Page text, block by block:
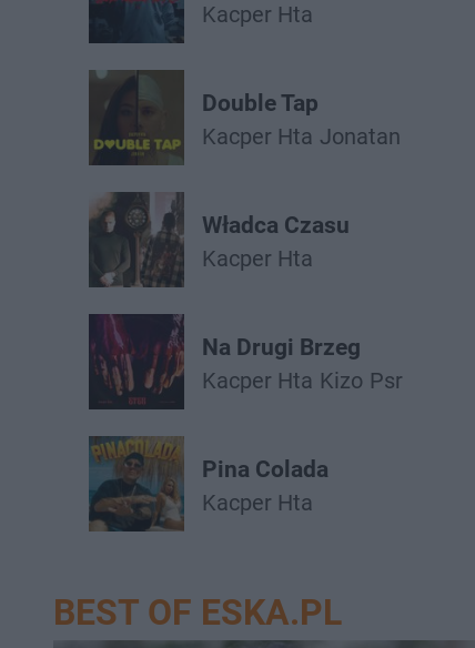
Kacper Hta
Double Tap
Kacper Hta Jonatan
Władca Czasu
Kacper Hta
Na Drugi Brzeg
Kacper Hta Kizo Psr
Pina Colada
Kacper Hta
BEST OF ESKA.PL